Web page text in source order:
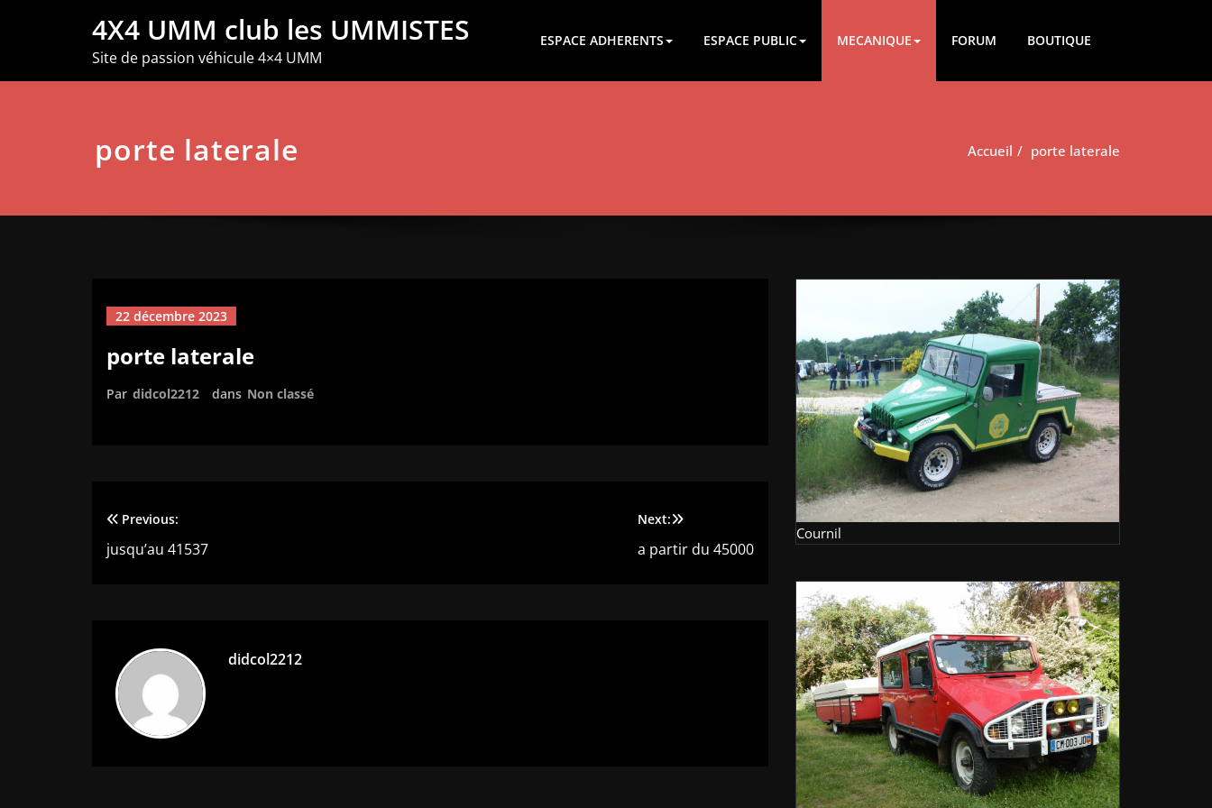
4X4 UMM club les UMMISTES
Site de passion véhicule 4×4 UMM
ESPACE ADHERENTS ESPACE PUBLIC MECANIQUE FORUM BOUTIQUE
porte laterale Accueil porte laterale
22 décembre 2023
porte laterale
Par didcol2212 dans Non classé
Navigation
Previous:
jusqu’au 41537
Next:
a partir du 45000
didcol2212
Cournil